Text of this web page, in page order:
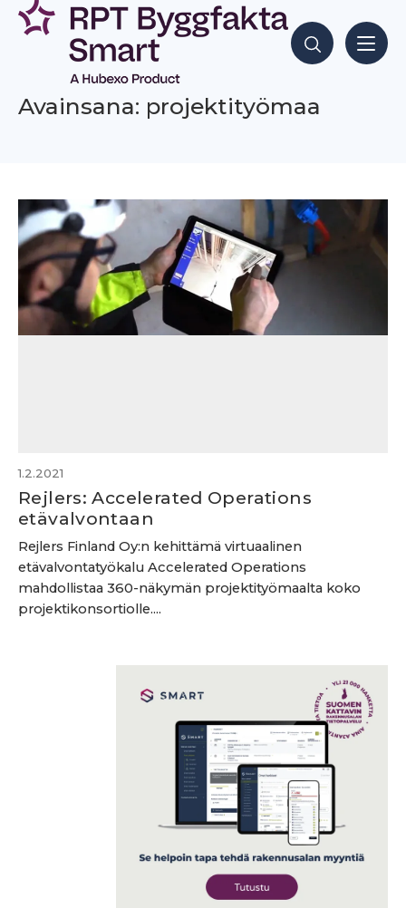
Siirry
sisältöön
Hae sisältöjä
Avainsana: projektityömaa
1.2.2021
Rejlers: Accelerated Operations
etävalvontaan
Rejlers Finland Oy:n kehittämä virtuaalinen
etävalvontatyökalu Accelerated Operations
mahdollistaa 360-näkymän projektityömaalta koko
projektikonsortiolle....